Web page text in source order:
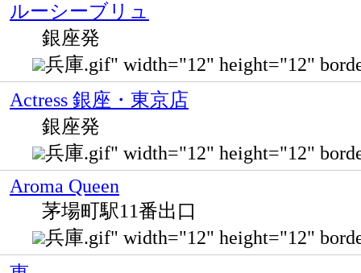
ルーシーブリュ
銀座発
兵庫.gif" width="12" height="12"
Actress 銀座・東京店
銀座発
兵庫.gif" width="12" height="12"
Aroma Queen
茅場町駅11番出口
兵庫.gif" width="12" height="12"